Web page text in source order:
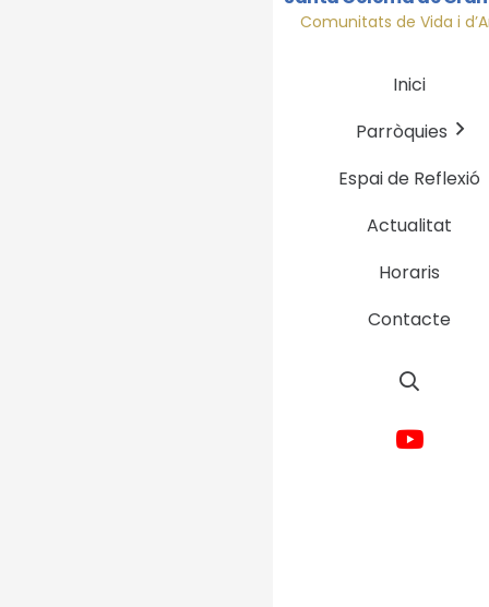
Comunitats de Vida i
Inici
Parròquies
Espai de Reflexió
Actualitat
Horaris
Contacte
Gràcies